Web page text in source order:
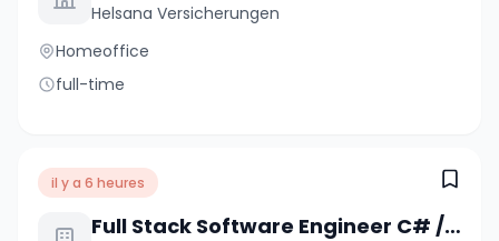
Helsana Versicherungen
Homeoffice
full-time
il y a 6 heures
Full Stack Software Engineer C# / .NET / React (a) 80-100%